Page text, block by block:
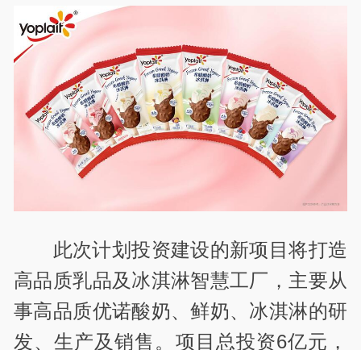
此次计划投资建设的新项目将打造
高品质乳品及冰淇淋智慧工厂，主要从
事高品质优诺酸奶、鲜奶、冰淇淋的研
发、生产及销售。项目总投资6亿元，